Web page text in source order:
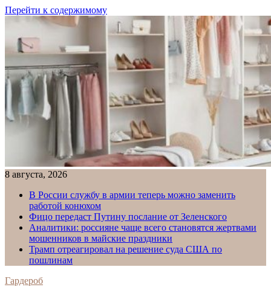
Перейти к содержимому
8 августа, 2026
В России службу в армии теперь можно заменить
работой конюхом
Фицо передаст Путину послание от Зеленского
Аналитики: россияне чаще всего становятся жертвами
мошенников в майские праздники
Трамп отреагировал на решение суда США по
пошлинам
Гардероб